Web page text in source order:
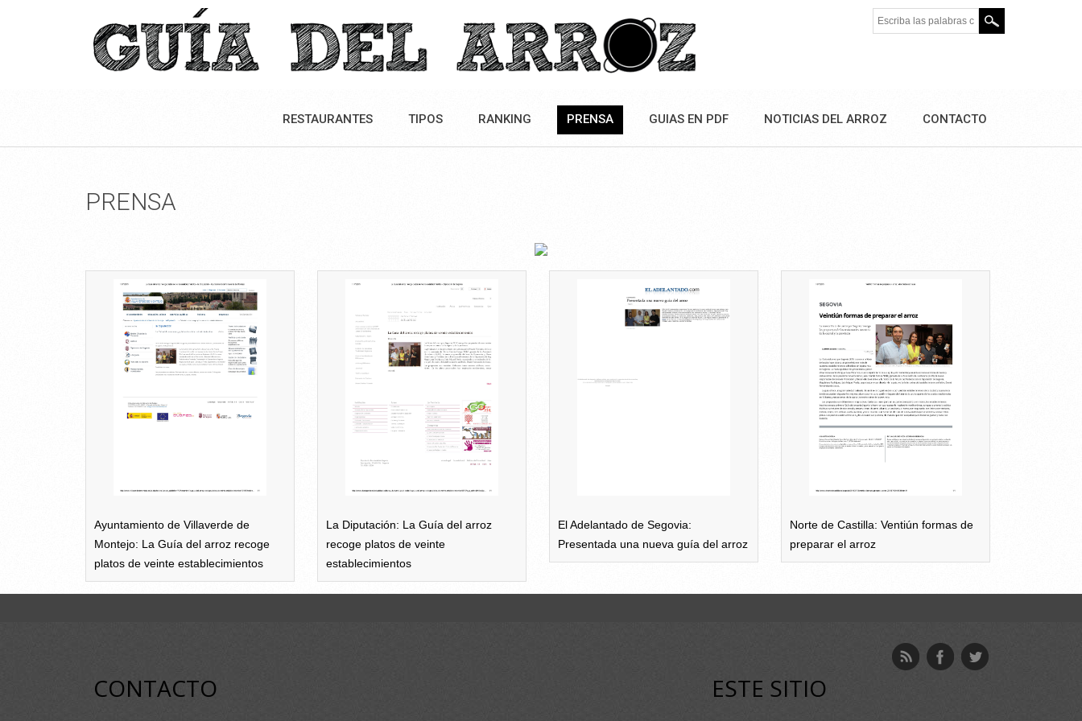
Escriba las palabras clave.
RESTAURANTES TIPOS RANKING PRENSA GUIAS EN PDF NOTICIAS DEL ARROZ CONTACTO
PRENSA
Ayuntamiento de Villaverde de
Montejo: La Guía del arroz recoge
platos de veinte establecimientos
La Diputación: La Guía del arroz
recoge platos de veinte
establecimientos
El Adelantado de Segovia:
Presentada una nueva guía del arroz
Norte de Castilla: Ventiún formas de
preparar el arroz
CONTACTO ESTE SITIO